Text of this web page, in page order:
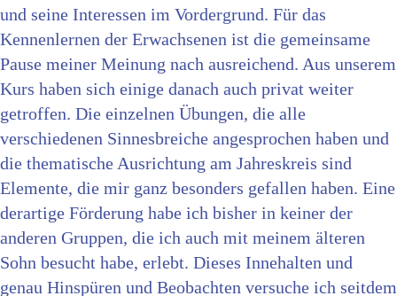
und seine Interessen im Vordergrund. Für das
Kennenlernen der Erwachsenen ist die gemeinsame
Pause meiner Meinung nach ausreichend. Aus unserem
Kurs haben sich einige danach auch privat weiter
getroffen. Die einzelnen Übungen, die alle
verschiedenen Sinnesbreiche angesprochen haben und
die thematische Ausrichtung am Jahreskreis sind
Elemente, die mir ganz besonders gefallen haben. Eine
derartige Förderung habe ich bisher in keiner der
anderen Gruppen, die ich auch mit meinem älteren
Sohn besucht habe, erlebt. Dieses Innehalten und
genau Hinspüren und Beobachten versuche ich seitdem